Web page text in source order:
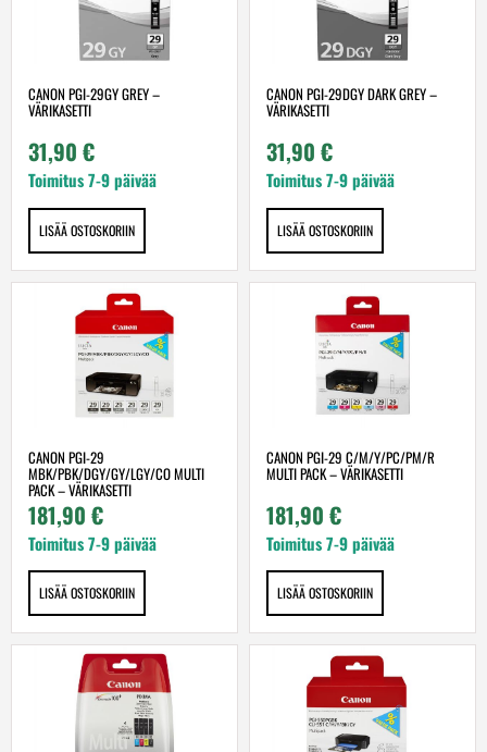
CANON PGI-29GY GREY –
VÄRIKASETTI
31,90 €
Toimitus 7-9 päivää
LISÄÄ OSTOSKORIIN
CANON PGI-29DGY DARK GREY –
VÄRIKASETTI
31,90 €
Toimitus 7-9 päivää
LISÄÄ OSTOSKORIIN
CANON PGI-29
MBK/PBK/DGY/GY/LGY/CO MULTI
PACK – VÄRIKASETTI
181,90 €
Toimitus 7-9 päivää
LISÄÄ OSTOSKORIIN
CANON PGI-29 C/M/Y/PC/PM/R
MULTI PACK – VÄRIKASETTI
181,90 €
Toimitus 7-9 päivää
LISÄÄ OSTOSKORIIN